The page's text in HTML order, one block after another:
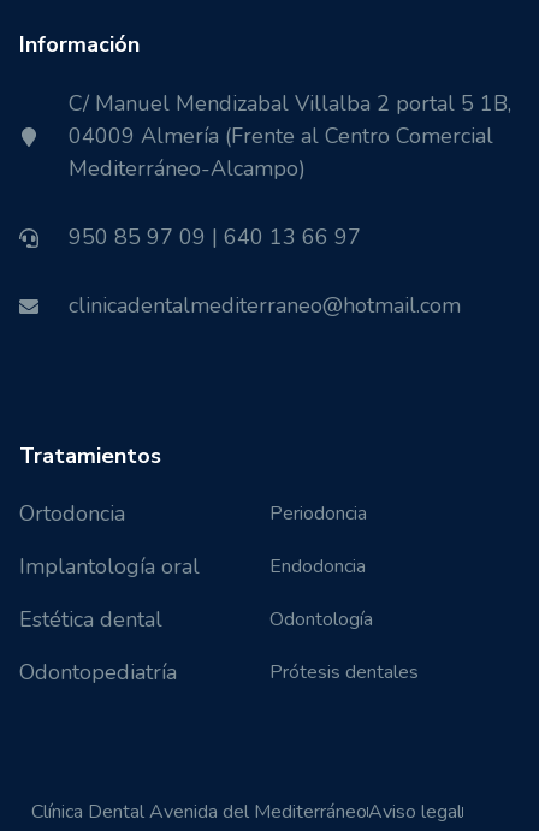
Información
C/ Manuel Mendizabal Villalba 2 portal 5 1B,
04009 Almería (Frente al Centro Comercial
Mediterráneo-Alcampo)
950 85 97 09 | 640 13 66 97
clinicadentalmediterraneo@hotmail.com
Tratamientos
Ortodoncia
Implantología oral
Estética dental
Odontopediatría
Periodoncia
Endodoncia
Odontología
Prótesis dentales
Clínica Dental Avenida del MediterráneoAviso legal